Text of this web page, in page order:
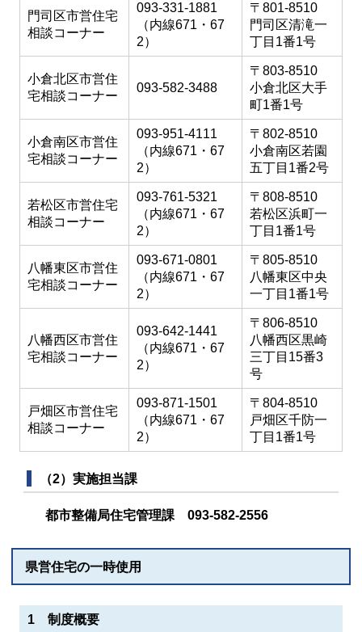
門司区市営住宅
相談コーナー
093-331-1881
（内線671・67
2）
〒801-8510
門司区清滝一
丁目1番1号
小倉北区市営住
宅相談コーナー
093-582-3488
〒803-8510
小倉北区大手
町1番1号
小倉南区市営住
宅相談コーナー
093-951-4111
（内線671・67
2）
〒802-8510
小倉南区若園
五丁目1番2号
若松区市営住宅
相談コーナー
093-761-5321
（内線671・67
2）
〒808-8510
若松区浜町一
丁目1番1号
八幡東区市営住
宅相談コーナー
093-671-0801
（内線671・67
2）
〒805-8510
八幡東区中央
一丁目1番1号
八幡西区市営住
宅相談コーナー
093-642-1441
（内線671・67
2）
〒806-8510
八幡西区黒崎
三丁目15番3
号
戸畑区市営住宅
相談コーナー
093-871-1501
（内線671・67
2）
〒804-8510
戸畑区千防一
丁目1番1号
（2）実施担当課
都市整備局住宅管理課 093-582-2556
県営住宅の一時使用
1 制度概要